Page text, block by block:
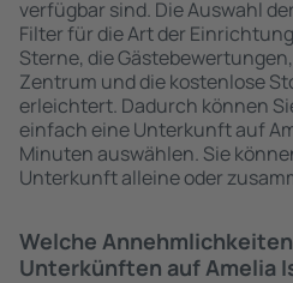
verfügbar sind. Die Auswahl
Filter für die Art der
Sterne, die
Zentrum und die kostenlose
erleichtert. Dadurch können
einfach eine Unterkunft auf
Minuten auswählen. Sie
Unterkunft alleine oder
Welche
Unterkünften auf Amelia